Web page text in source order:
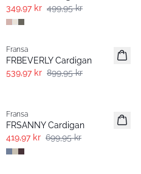
349,97 kr 499,95 kr
- 40% | Salg
Fransa
FRBEVERLY Cardigan
539,97 kr 899,95 kr
Fransa
FRSANNY Cardigan
419,97 kr 699,95 kr
- 60% | Salg